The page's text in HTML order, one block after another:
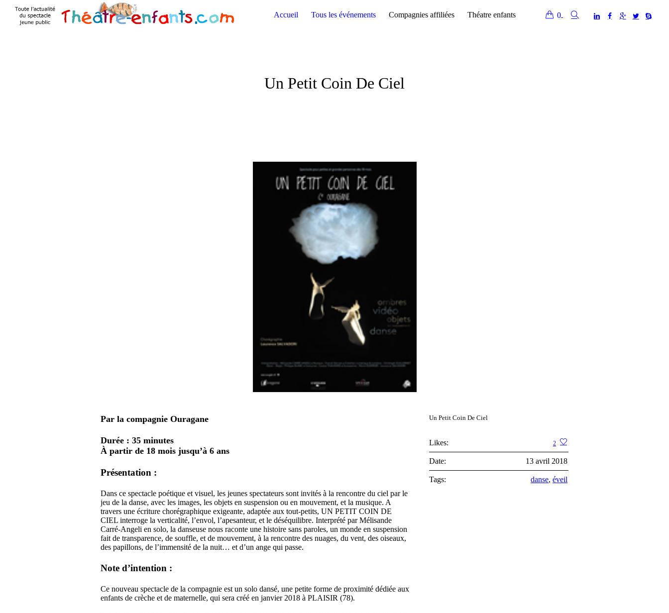
0
Accueil Tous les événements Compagnies affiliées Théatre enfants
Un Petit Coin De Ciel
Par la compagnie Ouragane
Durée : 35 minutes
À partir de 18 mois jusqu’à 6 ans
Présentation :
Dans ce spectacle poétique et visuel, les jeunes spectateurs sont invités à la rencontre du ciel par le
jeu de la danse, avec les images, les objets en suspension ou en mouvement, et la musique. A
travers une écriture chorégraphique exigeante, adaptée aux tout-petits, UN PETIT COIN DE
CIEL interroge la verticalité, l’envol, l’apesanteur, et le déséquilibre. Interprété par Mélisande
Carré-Angeli en solo, la danseuse nous raconte une histoire sans paroles, un monde en suspension
fait de transparence, de souffle, et de mouvement, à la rencontre des nuages, du vent, des oiseaux,
des papillons, de l’immensité de la nuit… et d’un ange qui passe.
Note d’intention :
Ce nouveau spectacle de la compagnie est un solo dansé, une petite forme de proximité dédiée aux
enfants de crèche et de maternelle, qui sera créé en janvier 2018 à PLAISIR (78).
Un Petit Coin De Ciel
Likes: 2
Date: 13 avril 2018
Tags: danse, éveil